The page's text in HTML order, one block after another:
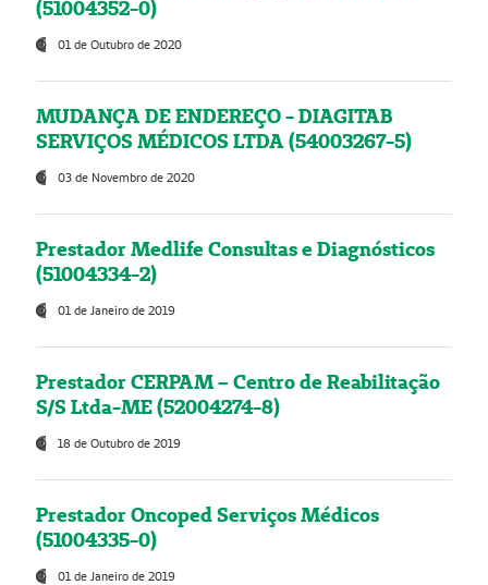
(51004352-0)
01 de Outubro de 2020
MUDANÇA DE ENDEREÇO - DIAGITAB
SERVIÇOS MÉDICOS LTDA (54003267-5)
03 de Novembro de 2020
Prestador Medlife Consultas e Diagnósticos
(51004334-2)
01 de Janeiro de 2019
Prestador CERPAM – Centro de Reabilitação
S/S Ltda-ME (52004274-8)
18 de Outubro de 2019
Prestador Oncoped Serviços Médicos
(51004335-0)
01 de Janeiro de 2019